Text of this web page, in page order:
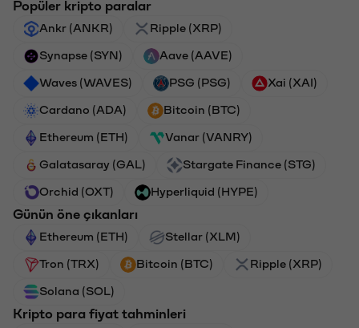
Popüler kripto paralar
Ankr (ANKR) Ripple (XRP)
Synapse (SYN) Aave (AAVE)
Waves (WAVES) PSG (PSG) Xai (XAI)
Cardano (ADA) Bitcoin (BTC)
Ethereum (ETH) Vanar (VANRY)
Galatasaray (GAL) Stargate Finance (STG)
Orchid (OXT) Hyperliquid (HYPE)
Günün öne çıkanları
Ethereum (ETH) Stellar (XLM)
Tron (TRX) Bitcoin (BTC) Ripple (XRP)
Solana (SOL)
Kripto para fiyat tahminleri